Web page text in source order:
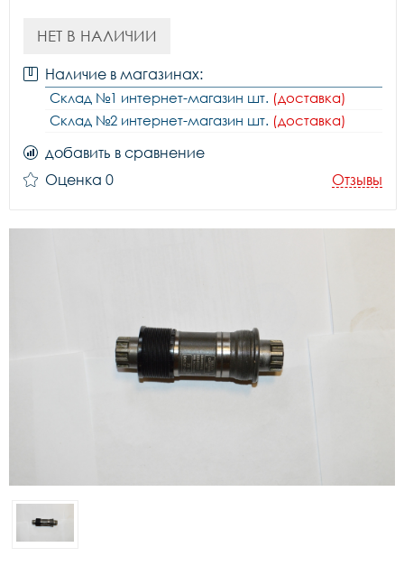
НЕТ В НАЛИЧИИ
Наличие в магазинах:
Склад №1 интернет-магазин шт. (доставка)
Склад №2 интернет-магазин шт. (доставка)
добавить в сравнение
Оценка 0
Отзывы